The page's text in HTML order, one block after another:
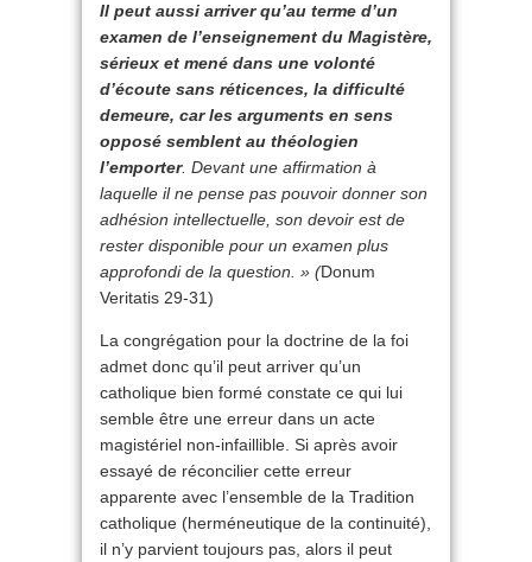
Il peut aussi arriver qu’au terme d’un
examen de l’enseignement du Magistère,
sérieux et mené dans une volonté
d’écoute sans réticences, la difficulté
demeure, car les arguments en sens
opposé semblent au théologien
l’emporter. Devant une affirmation à
laquelle il ne pense pas pouvoir donner son
adhésion intellectuelle, son devoir est de
rester disponible pour un examen plus
approfondi de la question. » (Donum
Veritatis 29-31)
La congrégation pour la doctrine de la foi
admet donc qu’il peut arriver qu’un
catholique bien formé constate ce qui lui
semble être une erreur dans un acte
magistériel non-infaillible. Si après avoir
essayé de réconcilier cette erreur
apparente avec l’ensemble de la Tradition
catholique (herméneutique de la continuité),
il n’y parvient toujours pas, alors il peut